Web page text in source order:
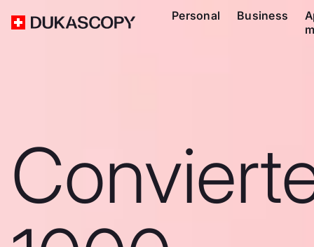
Personal Business